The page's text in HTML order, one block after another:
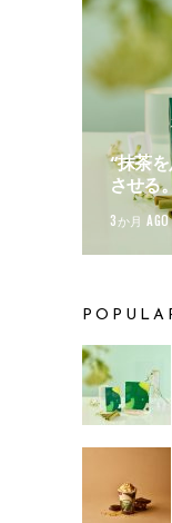
“抹茶
させる
3か月 AGO